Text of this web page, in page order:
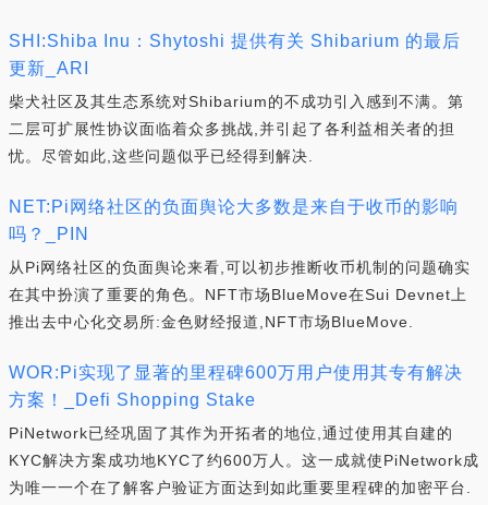
SHI:Shiba Inu：Shytoshi 提供有关 Shibarium 的最后
更新_ARI
柴犬社区及其生态系统对Shibarium的不成功引入感到不满。第
二层可扩展性协议面临着众多挑战,并引起了各利益相关者的担
忧。尽管如此,这些问题似乎已经得到解决.
NET:Pi网络社区的负面舆论大多数是来自于收币的影响
吗？_PIN
从Pi网络社区的负面舆论来看,可以初步推断收币机制的问题确实
在其中扮演了重要的角色。NFT市场BlueMove在Sui Devnet上
推出去中心化交易所:金色财经报道,NFT市场BlueMove.
WOR:Pi实现了显著的里程碑600万用户使用其专有解决
方案！_Defi Shopping Stake
PiNetwork已经巩固了其作为开拓者的地位,通过使用其自建的
KYC解决方案成功地KYC了约600万人。这一成就使PiNetwork成
为唯一一个在了解客户验证方面达到如此重要里程碑的加密平台.